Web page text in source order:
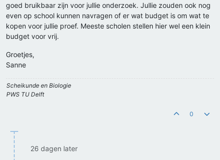
goed bruikbaar zijn voor jullie onderzoek. Jullie zouden ook nog
even op school kunnen navragen of er wat budget is om wat te
kopen voor jullie proef. Meeste scholen stellen hier wel een klein
budget voor vrij.
Groetjes,
Sanne
Scheikunde en Biologie
PWS TU Delft
0
26 dagen later